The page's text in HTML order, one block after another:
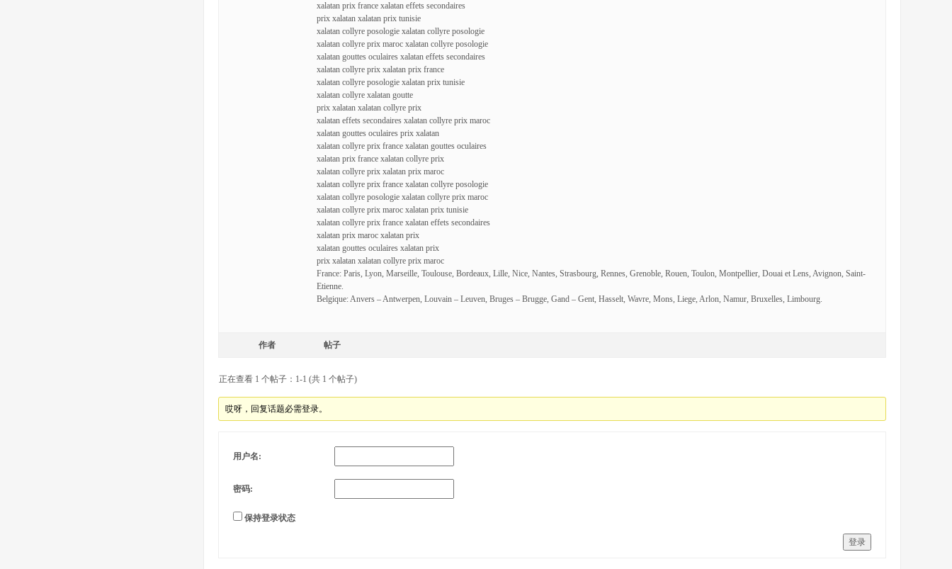
xalatan prix france xalatan effets secondaires
prix xalatan xalatan prix tunisie
xalatan collyre posologie xalatan collyre posologie
xalatan collyre prix maroc xalatan collyre posologie
xalatan gouttes oculaires xalatan effets secondaires
xalatan collyre prix xalatan prix france
xalatan collyre posologie xalatan prix tunisie
xalatan collyre xalatan goutte
prix xalatan xalatan collyre prix
xalatan effets secondaires xalatan collyre prix maroc
xalatan gouttes oculaires prix xalatan
xalatan collyre prix france xalatan gouttes oculaires
xalatan prix france xalatan collyre prix
xalatan collyre prix xalatan prix maroc
xalatan collyre prix france xalatan collyre posologie
xalatan collyre posologie xalatan collyre prix maroc
xalatan collyre prix maroc xalatan prix tunisie
xalatan collyre prix france xalatan effets secondaires
xalatan prix maroc xalatan prix
xalatan gouttes oculaires xalatan prix
prix xalatan xalatan collyre prix maroc
France: Paris, Lyon, Marseille, Toulouse, Bordeaux, Lille, Nice, Nantes, Strasbourg, Rennes, Grenoble, Rouen, Toulon, Montpellier, Douai et Lens, Avignon, Saint-
Etienne.
Belgique: Anvers – Antwerpen, Louvain – Leuven, Bruges – Brugge, Gand – Gent, Hasselt, Wavre, Mons, Liege, Arlon, Namur, Bruxelles, Limbourg.
作者 帖子
正在查看 1 个帖子：1-1 (共 1 个帖子)
哎呀，回复话题必需登录。
用户名:
密码:
保持登录状态
登录